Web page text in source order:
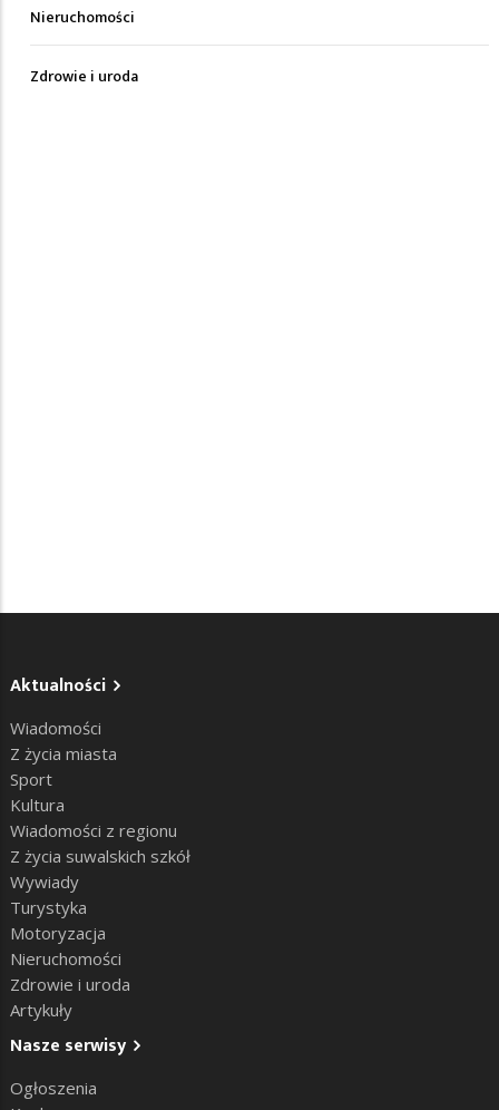
Nieruchomości
Zdrowie i uroda
Aktualności
Wiadomości
Z życia miasta
Sport
Kultura
Wiadomości z regionu
Z życia suwalskich szkół
Wywiady
Turystyka
Motoryzacja
Nieruchomości
Zdrowie i uroda
Artykuły
Nasze serwisy
Ogłoszenia